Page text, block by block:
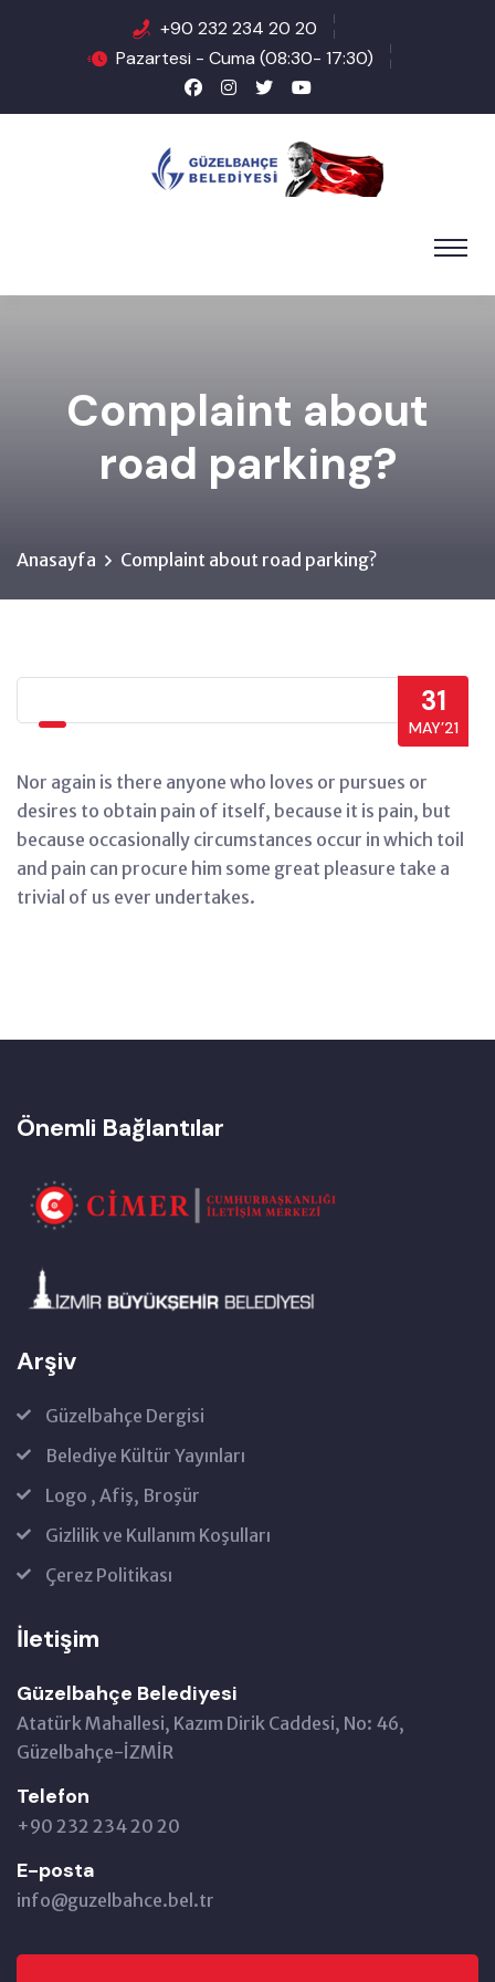
+90 232 234 20 20
Pazartesi - Cuma (08:30- 17:30)
Complaint about
road parking?
Anasayfa Complaint about road parking?
31
MAY’21
Nor again is there anyone who loves or pursues or
desires to obtain pain of itself, because it is pain, but
because occasionally circumstances occur in which toil
and pain can procure him some great pleasure take a
trivial of us ever undertakes.
Önemli Bağlantılar
Arşiv
Güzelbahçe Dergisi
Belediye Kültür Yayınları
Logo , Afiş, Broşür
Gizlilik ve Kullanım Koşulları
Çerez Politikası
İletişim
Güzelbahçe Belediyesi
Atatürk Mahallesi, Kazım Dirik Caddesi, No: 46,
Güzelbahçe-İZMİR
Telefon
+90 232 234 20 20
E-posta
info@guzelbahce.bel.tr